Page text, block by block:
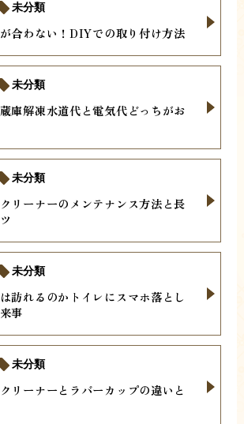
合わない！DIYでの取り付け方法
未分類
庫解凍水道代と電気代どっちがお
未分類
リーナーのメンテナンス方法と長
未分類
訪れるのかトイレにスマホ落とし
事
未分類
リーナーとラバーカップの違いと
未分類